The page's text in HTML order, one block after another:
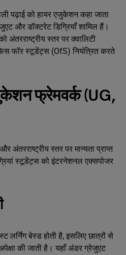
पढ़ाई को हायर एजुकेशन कहा जाता
और डॉक्टरेट डिग्रियाँ शामिल हैं।
स्तर पर क्वालिटी
फॉर स्टूडेंट्स (OfS) नियंत्रित करते
फ्रेमवर्क (UG,
अंतरराष्ट्रीय स्तर पर मान्यता प्राप्त
स्टूडेंट्स को इंटरनेशनल एक्सपोजर
लर्निंग बेस्ड होती है, इसलिए छात्रों से
की जाती है। यहाँ अंडर ग्रेजुएट